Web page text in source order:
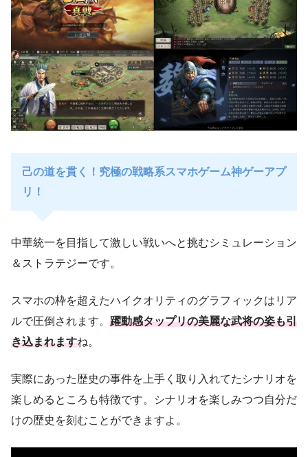
己の道を貫く！究極の戦略系スマホゲーム神ゲーアプ
リ！
中華統一を目指して激しい戦いへと挑むシミュレーション
＆ストラテジーです。
スマホの枠を超えたハイクオリティのグラフィックはリア
ルで圧倒されます。 躍動感タップリの美麗な武将の姿も引
き込まれますね。
実際にあった歴史の事件を上手く取り入れてたシナリオを
楽しめるところも特徴です。シナリオを楽しみつつ自分だ
けの歴史を刻むことができますよ。